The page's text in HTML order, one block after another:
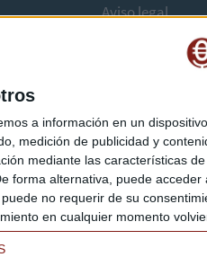
a información en un
medición de publicidad y
mediante las características
forma alternativa, puede
no requerir de su
en cualquier momento
Aviso legal